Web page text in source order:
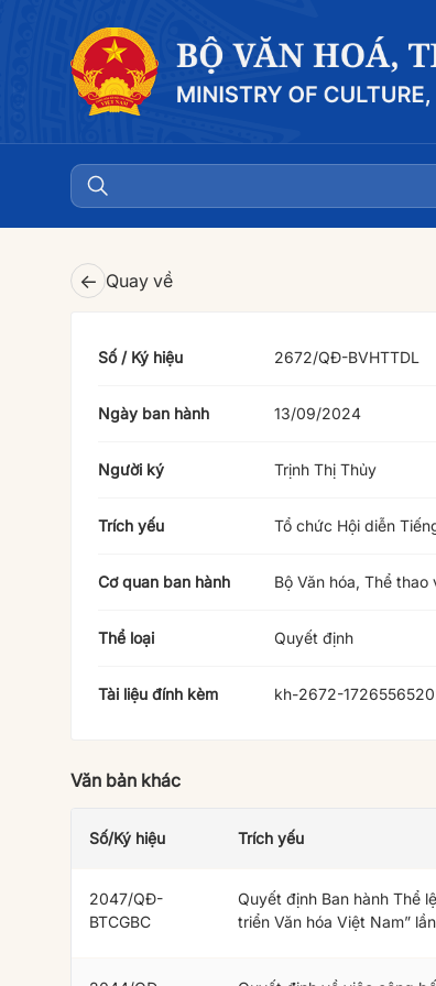
← Quay về
Số / Ký hiệu 2672/QÐ-BVHTTDL
Ngày ban hành 13/09/2024
Người ký Trịnh Thị Thủy
Trích yếu Tổ chức Hội diễn
Cơ quan ban hành Bộ Văn hóa, Thể thao
Thể loại Quyết định
Tài liệu đính kèm kh-2672-
Văn bản khác
Số/Ký hiệu Trích yếu
2047/QĐ-
BTCGBC
Quyết định Ban hành Thể
triển Văn hóa Việt Nam”